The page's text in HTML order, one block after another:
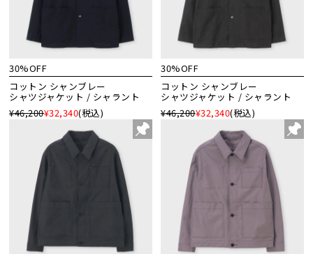
30%OFF
コットン シャンブレー
シャツジャケット / シャラント
¥46,200¥32,340(税込)
30%OFF
コットン シャンブレー
シャツジャケット / シャラント
¥46,200¥32,340(税込)